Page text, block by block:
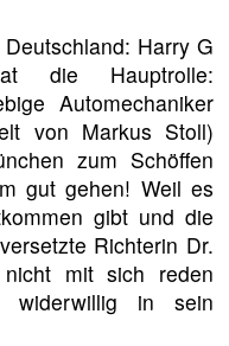
Harry G
die Hauptrolle:
Automechaniker
von Markus Stoll)
zum Schöffen
gut gehen! Weil es
gibt und die
Richterin Dr.
mit sich reden
widerwillig in sein